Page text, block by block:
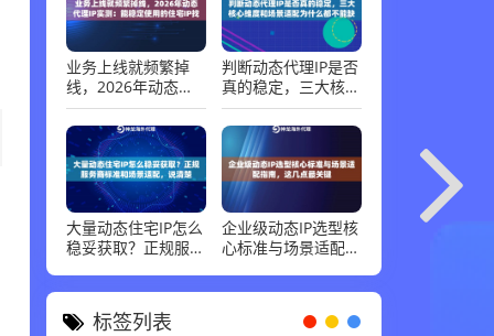
业务上线就频繁掉
线，2026年动态代
理IP实测：能稳定使
用的住宅IP找到了
判断动态代理IP是否
真的稳定，三大核心
维度和场景适配为什
么都不能缺
大量动态住宅IP怎么
稳妥获取？正规服务
说清楚
企业级动态IP选型核
心标准与场景适配指
标签列表